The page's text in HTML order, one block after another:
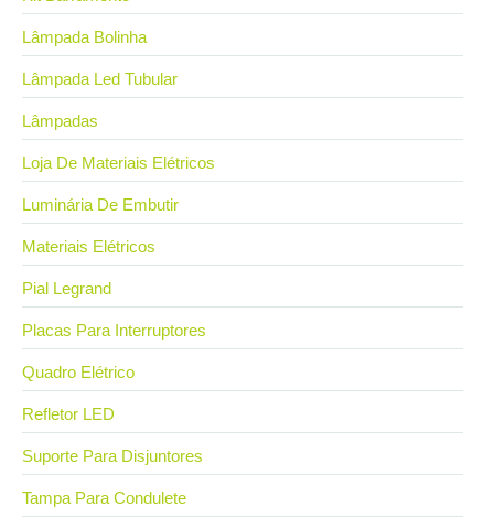
Lâmpada Bolinha
Lâmpada Led Tubular
Lâmpadas
Loja De Materiais Elétricos
Luminária De Embutir
Materiais Elétricos
Pial Legrand
Placas Para Interruptores
Quadro Elétrico
Refletor LED
Suporte Para Disjuntores
Tampa Para Condulete